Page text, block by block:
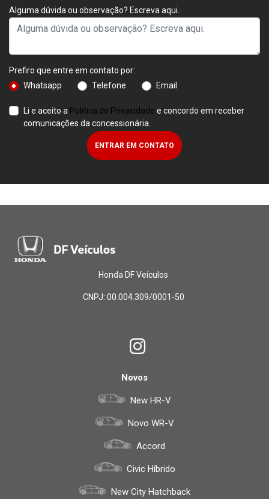
Alguma dúvida ou observação? Escreva aqui.
Prefiro que entre em contato por:
Whatsapp
Telefone Email
Li e aceito a Política de Privacidade e concordo em receber
comunicações da concessionária.
ENTRAR EM CONTATO
Honda DF Veículos
CNPJ: 00.004.309/0001-50
Novos
New HR-V
Novo WR-V
Accord
Civic Híbrido
New City Hatchback